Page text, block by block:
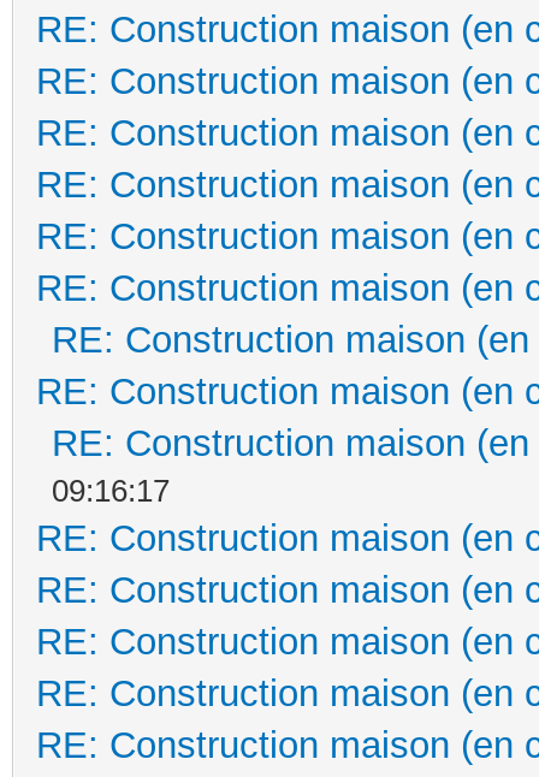
RE: Construction maison (en
RE: Construction maison (en
RE: Construction maison (en
RE: Construction maison (en
RE: Construction maison (en
RE: Construction maison (en
RE: Construction maison
RE: Construction maison (en
RE: Construction maison
09:16:17
RE: Construction maison (en
RE: Construction maison (en
RE: Construction maison (en
RE: Construction maison (en
RE: Construction maison (en